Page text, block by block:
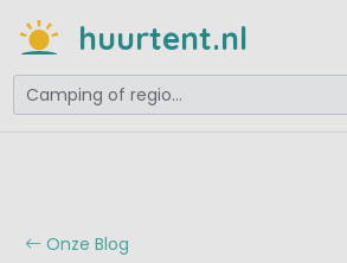
huurtent.nl
Onze Blog